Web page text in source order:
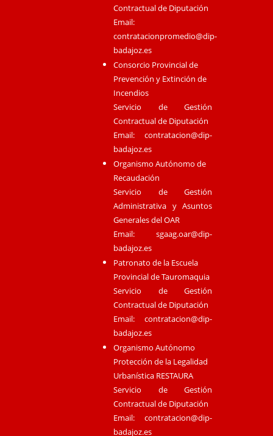
Contractual de Diputación
Email:
contratacionpromedio@dip-
badajoz.es
Consorcio Provincial de
Prevención y Extinción de
Incendios
Servicio de Gestión
Contractual de Diputación
Email:contratacion@dip-
badajoz.es
Organismo Autónomo de
Recaudación
Servicio de Gestión
Administrativa y Asuntos
Generales del OAR
Email:sgaag.oar@dip-
badajoz.es
Patronato de la Escuela
Provincial de Tauromaquia
Servicio de Gestión
Contractual de Diputación
Email:contratacion@dip-
badajoz.es
Organismo Autónomo
Protección de la Legalidad
Urbanística RESTAURA
Servicio de Gestión
Contractual de Diputación
Email:contratacion@dip-
badajoz.es